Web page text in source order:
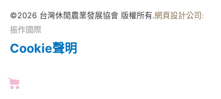
©2026 台灣休閒農業發展協會 版權所有.網頁設計公司:
振作國際
Cookie聲明